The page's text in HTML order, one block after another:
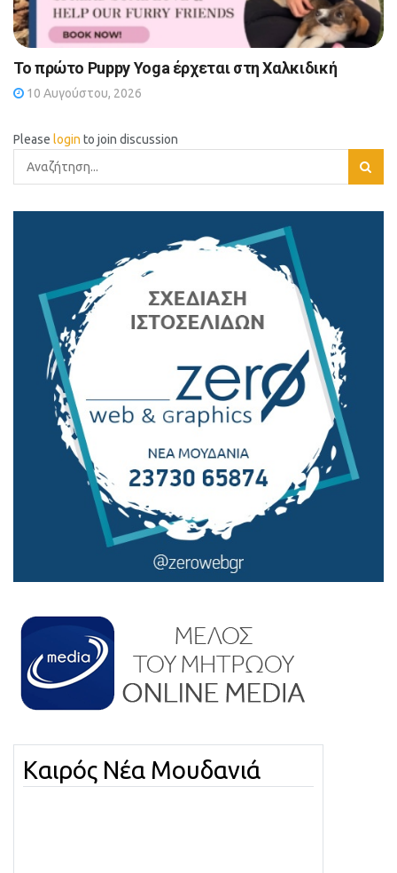
Το πρώτο Puppy Yoga έρχεται στη Χαλκιδική
10 Αυγούστου, 2026
Please login to join discussion
Καιρός Νέα Μουδανιά